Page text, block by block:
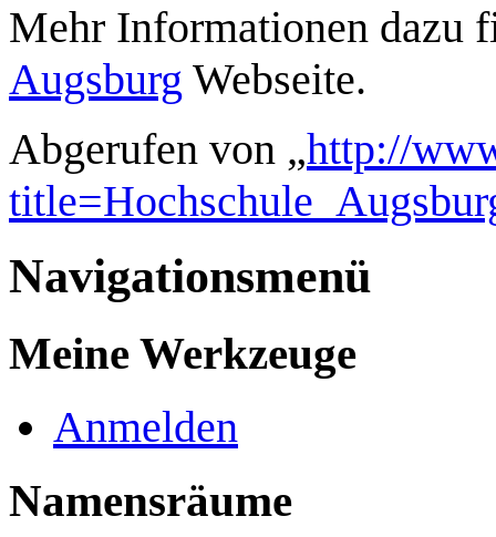
Mehr Informationen dazu
Augsburg Webseite.
Abgerufen von „http://
Navigationsmenü
Meine Werkzeuge
Anmelden
Namensräume